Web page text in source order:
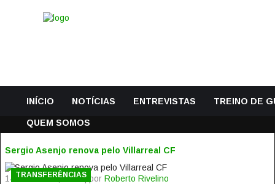
INÍCIO NOTÍCIAS ENTREVISTAS TREINO DE
QUEM SOMOS
Sergio Asenjo renova pelo Villarreal CF
14 Dezembro, 2016 | por Roberto Rivelino
TRANSFERÊNCIAS